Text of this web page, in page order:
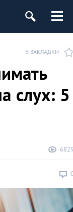
В ЗАКЛАДКИ
слух: 5